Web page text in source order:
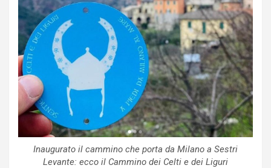
Inaugurato il cammino che porta da Milano a Sestri
Levante: ecco il Cammino dei Celti e dei Liguri